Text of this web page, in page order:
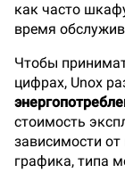
как часто
время
Чтобы
цифрах, Unox
стоимость
зависимости от
графика, типа